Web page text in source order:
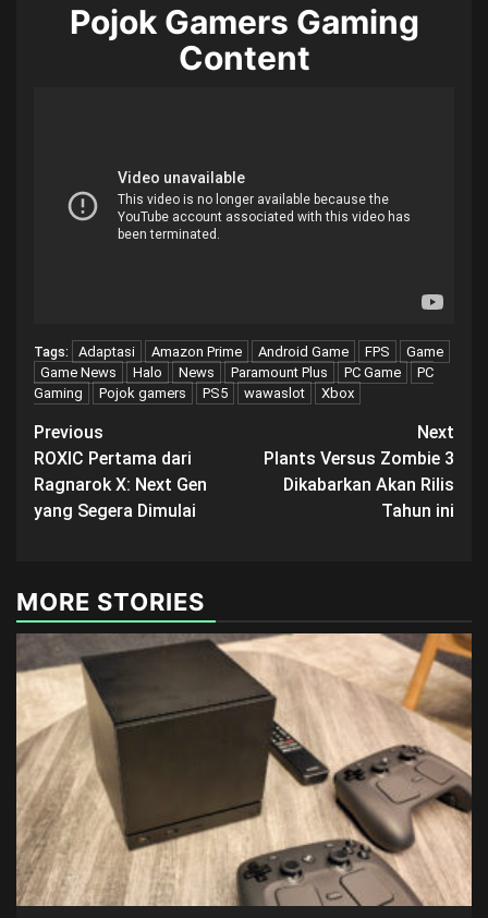
Pojok Gamers Gaming
Content
Tags: Adaptasi Amazon Prime Android Game FPS
Game
Game News
Halo News Paramount Plus PC Game
PC
Gaming
Pojok gamers PS5 wawaslot Xbox
Post
navigation
Previous
ROXIC Pertama dari
Ragnarok X: Next Gen
yang Segera Dimulai
Next
Plants Versus Zombie 3
Dikabarkan Akan Rilis
Tahun ini
MORE STORIES